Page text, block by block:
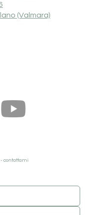
(Valmara)
contattami